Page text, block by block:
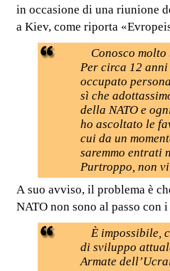
in occasione di una riunione
a Kiev, come riporta
Conosco molto
Per circa 12 anni
occupato
sì che
della NATO e
ho ascoltato le
cui da un
saremmo entrati
Purtroppo, non
A suo avviso, il problema è
NATO non sono al passo con
È impossibile,
di sviluppo
Armate